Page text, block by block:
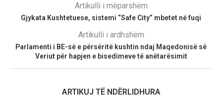
Artikulli i mëparshëm
Gjykata Kushtetuese, sistemi “Safe City” mbetet në fuqi
Artikulli i ardhshëm
Parlamenti i BE-së e përsëritë kushtin ndaj Maqedonisë së
Veriut për hapjen e bisedimeve të anëtarësimit
ARTIKUJ TË NDËRLIDHURA